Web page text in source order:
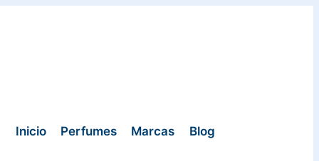
Inicio Perfumes Marcas Blog